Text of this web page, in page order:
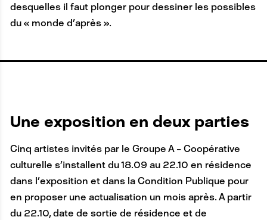
desquelles il faut plonger pour dessiner les possibles
du « monde d’après ».
A
C
R
E
Une exposition en deux parties
Cinq artistes invités par le Groupe A – Coopérative
culturelle s’installent du 18.09 au 22.10 en résidence
dans l’exposition et dans la Condition Publique pour
en proposer une actualisation un mois après. A partir
du 22.10, date de sortie de résidence et de